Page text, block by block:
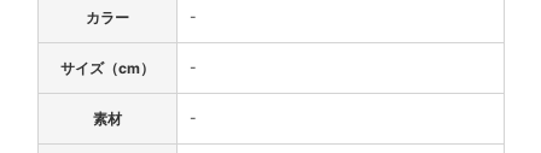
カラー -
サイズ（cm） -
素材 -